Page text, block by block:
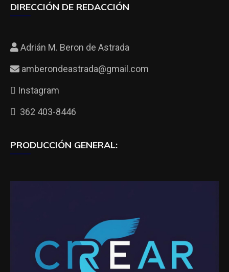
DIRECCIÓN DE REDACCIÓN
Adrián M. Beron de Astrada
amberondeastrada@gmail.com
Instagram
362 403-8446
PRODUCCIÓN GENERAL: